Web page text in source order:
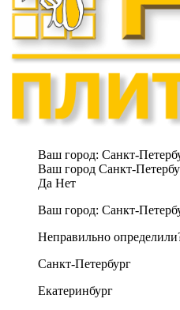
Ваш город: Санкт-
Ваш город Санкт-
Да Нет
Ваш город: Санкт-
Неправильно
Санкт-Петербург
Екатеринбург